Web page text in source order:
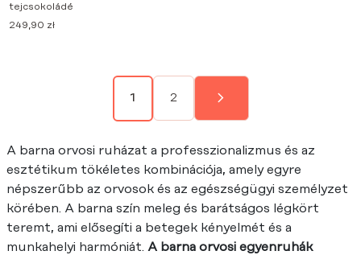
tejcsokoládé
249,90 zł
1 2
A barna orvosi ruházat a professzionalizmus és az
esztétikum tökéletes kombinációja, amely egyre
népszerűbb az orvosok és az egészségügyi személyzet
körében. A barna szín meleg és barátságos légkört
teremt, ami elősegíti a betegek kényelmét és a
munkahelyi harmóniát. A barna orvosi egyenruhák